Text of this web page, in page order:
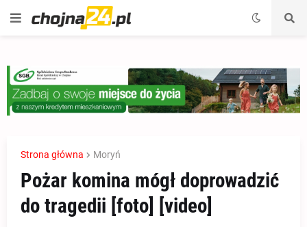
Strona główna Moryń
Pożar komina mógł doprowadzić
do tragedii [foto] [video]